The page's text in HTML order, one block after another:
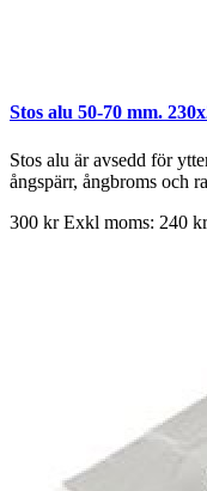
Stos alu 50-70 mm.
Stos alu är avsedd för
ångspärr, ångbroms och
300 krExkl moms: 240 kr